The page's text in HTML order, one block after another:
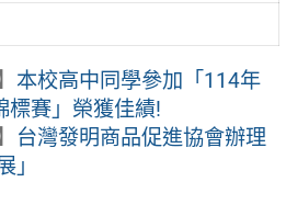
本校高中同學參加「114年
標賽」榮獲佳績!
台灣發明商品促進協會辦理
」